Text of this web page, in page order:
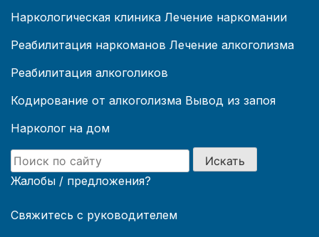
Наркологическая клиника Лечение наркомании
Реабилитация наркоманов Лечение алкоголизма
Реабилитация алкоголиков
Кодирование от алкоголизма Вывод из запоя
Нарколог на дом
Искать
Жалобы / предложения?
Свяжитесь с руководителем